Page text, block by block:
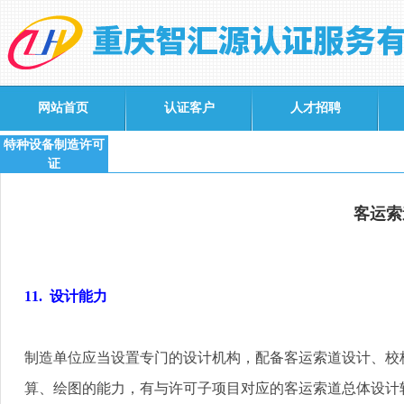
网站首页 认证客户 人才招聘
特种设备制造许可
证
客运
11. 设计能力
制造单位应当设置专门的设计机构，配备客运索道设计、
算、绘图的能力，有与许可子项目对应的客运索道总体设计